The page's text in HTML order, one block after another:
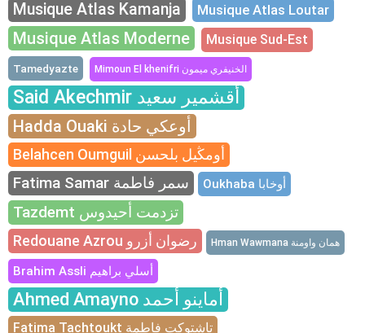
Musique Atlas Kamanja Musique Atlas Loutar
Musique Atlas Moderne Musique Sud-Est
Tamedyazte Mimoun El khenifri الخنيفري ميمون
Said Akechmir أقشمير سعيد
Hadda Ouaki أوعكي حادة
Belahcen Oumguil أومڭيل بلحسن
Fatima Samar سمر فاطمة Oukhaba أوخابا
Tazdemt تزدمت أحيدوس
Redouane Azrou رضوان أزرو Hman Wawmana همان واومنة
Brahim Assli أسلي براهيم
Ahmed Amayno أماينو أحمد
Fatima Tachtoukt تاشتوكت فاطمة